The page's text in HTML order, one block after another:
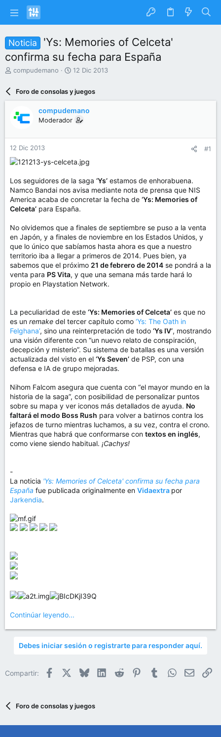
Noticia
'Ys: Memories of Celceta'
confirma su fecha para España
I
a
r
d
e
l
e
m
a
compudemano
F
c
h
d
e
n
12 Dic 2013
Foro de consolas y juegos
compudemano
Moderador
12 Dic 2013 #1
Los seguidores de la saga ‘Ys’ estamos de enhorabuena.
Namco Bandai nos avisa mediante nota de prensa que NIS
America acaba de concretar la fecha de ‘Ys: Memories of
Celceta’ para España.
No olvidemos que a finales de septiembre se puso a la venta
en Japón, y a finales de noviembre en los Estados Unidos, y
que lo único que sabíamos hasta ahora es que a nuestro
territorio iba a llegar a primeros de 2014. Pues bien, ya
sabemos que el próximo 21 de febrero de 2014 se pondrá a la
venta para PS Vita, y que una semana más tarde hará lo
propio en Playstation Network.
La peculiaridad de este ‘Ys: Memories of Celceta’ es que no
es un remake del tercer capítulo como ‘Ys: The Oath in
Felghana’, sino una reinterpretación de todo ‘Ys IV’, mostrando
una visión diferente con “un nuevo relato de conspiración,
decepción y misterio”. Su sistema de batallas es una versión
actualizada del visto en el ‘Ys Seven’ de PSP, con una
defensa e IA de grupo mejoradas.
Nihom Falcom asegura que cuenta con “el mayor mundo en la
historia de la saga”, con posibilidad de personalizar puntos
sobre su mapa y ver iconos más detallados de ayuda. No
faltará el modo Boss Rush para volver a batirnos contra los
jefazos de turno mientras luchamos, a su vez, contra el crono.
Mientras que habrá que conformarse con textos en inglés,
como viene siendo habitual. ¡Cachys!
-
La noticia 'Ys: Memories of Celceta' confirma su fecha para
España fue publicada originalmente en Vidaextra por
Jarkendia.
Continúar leyendo...
Debes iniciar sesión o registrarte para responder aquí.
Compartir: Facebook BlueskyLinkedIn
Reddit PinterestTumblrWhatsApp
Email
Foro de consolas y juegos